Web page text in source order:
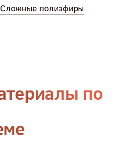
Сложные полиэфиры
по